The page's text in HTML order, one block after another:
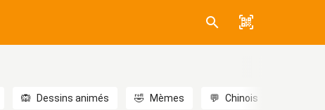
🙉 Dessins animés 🤣 Mèmes 💬 Chinois